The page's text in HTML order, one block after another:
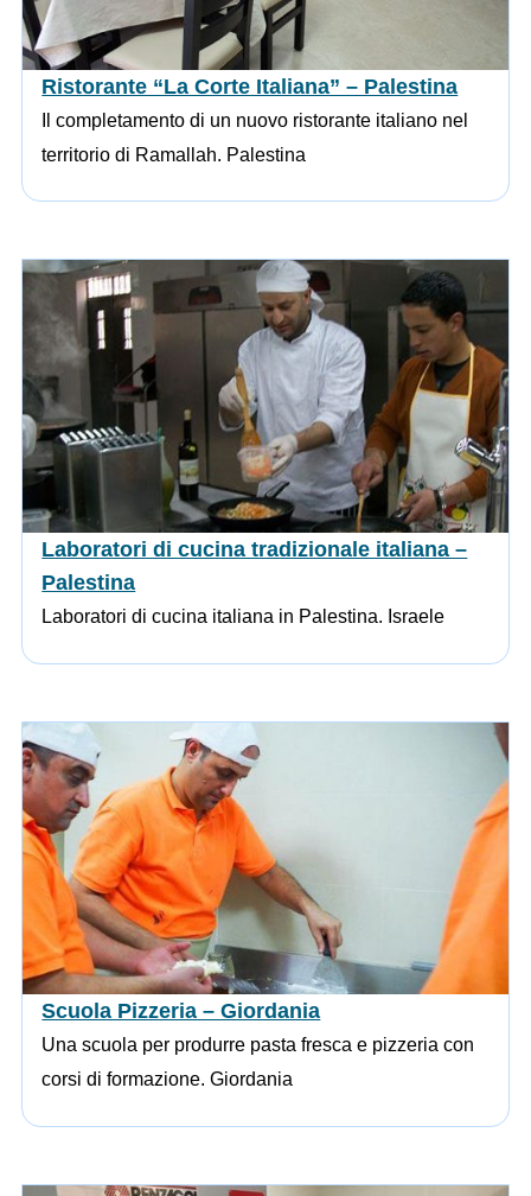
Ristorante “La Corte Italiana” – Palestina
Il completamento di un nuovo ristorante italiano nel
territorio di Ramallah. Palestina
Laboratori di cucina tradizionale italiana –
Palestina
Laboratori di cucina italiana in Palestina. Israele
Scuola Pizzeria – Giordania
Una scuola per produrre pasta fresca e pizzeria con
corsi di formazione. Giordania